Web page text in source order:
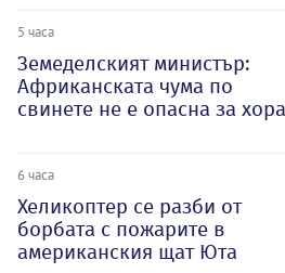
5 часа
Земеделският министър:
Африканската чума по
свинете не е опасна за
6 часа
Хеликоптер се разби от
борбата с пожарите в
американския щат Юта